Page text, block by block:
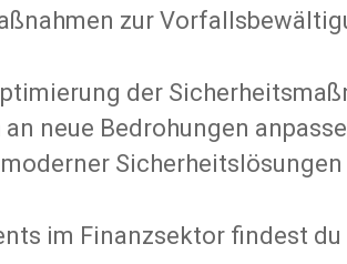
zur
der
neue Bedrohungen
im Finanzsektor findest du